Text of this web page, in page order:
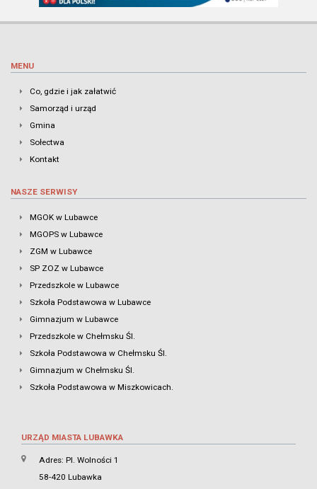
MENU
Co, gdzie i jak załatwić
Samorząd i urząd
Gmina
Sołectwa
Kontakt
NASZE SERWISY
MGOK w Lubawce
MGOPS w Lubawce
ZGM w Lubawce
SP ZOZ w Lubawce
Przedszkole w Lubawce
Szkoła Podstawowa w Lubawce
Gimnazjum w Lubawce
Przedszkole w Chełmsku Śl.
Szkoła Podstawowa w Chełmsku Śl.
Gimnazjum w Chełmsku Śl.
Szkoła Podstawowa w Miszkowicach.
URZĄD MIASTA LUBAWKA
Adres: Pl. Wolności 1
58-420 Lubawka